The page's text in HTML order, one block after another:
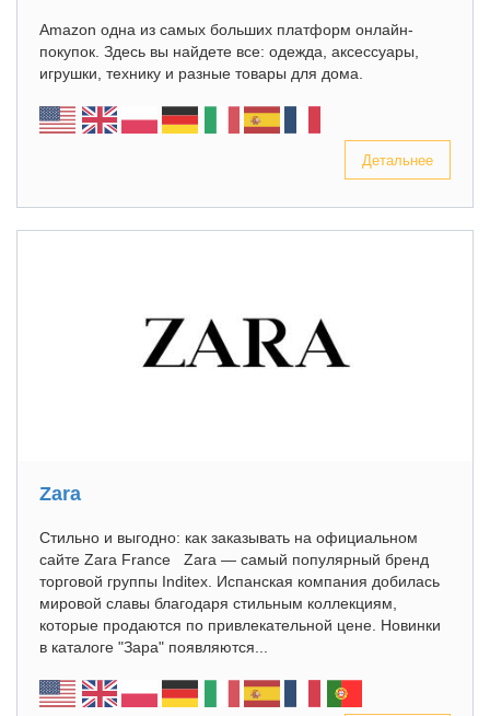
Amazon одна из самых больших платформ онлайн-
покупок. Здесь вы найдете все: одежда, аксессуары,
игрушки, технику и разные товары для дома.
Детальнее
Zara
Стильно и выгодно: как заказывать на официальном
сайте Zara France Zara — самый популярный бренд
торговой группы Inditex. Испанская компания добилась
мировой славы благодаря стильным коллекциям,
которые продаются по привлекательной цене. Новинки
в каталоге "Зара" появляются...